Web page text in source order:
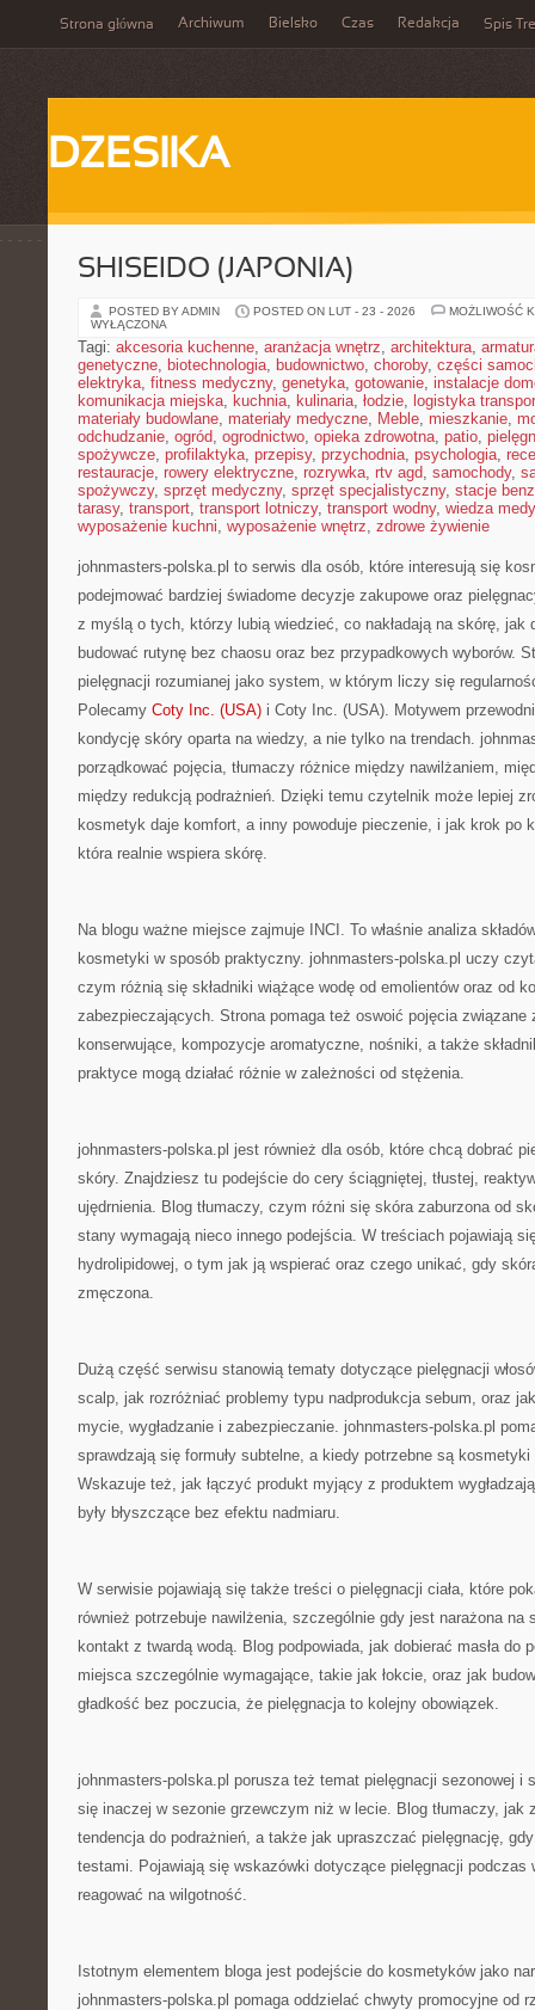
Strona główna Archiwum Bielsko Czas Redakcja Spis
DZESIKA
SHISEIDO (JAPONIA)
POSTED BY ADMIN POSTED ON LUT - 23 - 2026
MOŻLIWOŚĆ
WYŁĄCZONA
Tagi: akcesoria kuchenne, aranżacja wnętrz, architektura,
genetyczne, biotechnologia, budownictwo, choroby, części
elektryka, fitness medyczny, genetyka, gotowanie, instalacje
komunikacja miejska, kuchnia, kulinaria, łodzie, logistyka
materiały budowlane, materiały medyczne, Meble, mieszkanie,
odchudzanie, ogród, ogrodnictwo, opieka zdrowotna, patio,
spożywcze, profilaktyka, przepisy, przychodnia, psychologia,
restauracje, rowery elektryczne, rozrywka, rtv agd, samochody,
spożywczy, sprzęt medyczny, sprzęt specjalistyczny, stacje
tarasy, transport, transport lotniczy, transport wodny, wiedza
wyposażenie kuchni, wyposażenie wnętrz, zdrowe żywienie
johnmasters-polska.pl to serwis dla osób, które interesują się
podejmować bardziej świadome decyzje zakupowe oraz
z myślą o tych, którzy lubią wiedzieć, co nakładają na skórę, jak
budować rutynę bez chaosu oraz bez przypadkowych wyborów.
pielęgnacji rozumianej jako system, w którym liczy się
Polecamy Coty Inc. (USA) i Coty Inc. (USA). Motywem
kondycję skóry oparta na wiedzy, a nie tylko na trendach.
porządkować pojęcia, tłumaczy różnice między nawilżaniem,
między redukcją podrażnień. Dzięki temu czytelnik może lepiej
kosmetyk daje komfort, a inny powoduje pieczenie, i jak krok po
która realnie wspiera skórę.
Na blogu ważne miejsce zajmuje INCI. To właśnie analiza
kosmetyki w sposób praktyczny. johnmasters-polska.pl uczy
czym różnią się składniki wiążące wodę od emolientów oraz od
zabezpieczających. Strona pomaga też oswoić pojęcia związane
konserwujące, kompozycje aromatyczne, nośniki, a także
praktyce mogą działać różnie w zależności od stężenia.
johnmasters-polska.pl jest również dla osób, które chcą dobrać
skóry. Znajdziesz tu podejście do cery ściągniętej, tłustej,
ujędrnienia. Blog tłumaczy, czym różni się skóra zaburzona od
stany wymagają nieco innego podejścia. W treściach pojawiają
hydrolipidowej, o tym jak ją wspierać oraz czego unikać, gdy
zmęczona.
Dużą część serwisu stanowią tematy dotyczące pielęgnacji
scalp, jak rozróżniać problemy typu nadprodukcja sebum, oraz
mycie, wygładzanie i zabezpieczanie. johnmasters-polska.pl
sprawdzają się formuły subtelne, a kiedy potrzebne są
Wskazuje też, jak łączyć produkt myjący z produktem
były błyszczące bez efektu nadmiaru.
W serwisie pojawiają się także treści o pielęgnacji ciała, które
również potrzebuje nawilżenia, szczególnie gdy jest narażona na
kontakt z twardą wodą. Blog podpowiada, jak dobierać masła do
miejsca szczególnie wymagające, takie jak łokcie, oraz jak
gładkość bez poczucia, że pielęgnacja to kolejny obowiązek.
johnmasters-polska.pl porusza też temat pielęgnacji sezonowej i
się inaczej w sezonie grzewczym niż w lecie. Blog tłumaczy, jak
tendencja do podrażnień, a także jak upraszczać pielęgnację,
testami. Pojawiają się wskazówki dotyczące pielęgnacji podczas
reagować na wilgotność.
Istotnym elementem bloga jest podejście do kosmetyków jako
johnmasters-polska.pl pomaga oddzielać chwyty promocyjne od